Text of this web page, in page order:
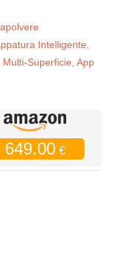
Intelligente,
Superficie, App
649.00 €